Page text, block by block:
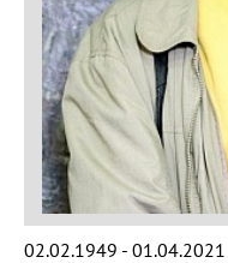
02.02.1949 - 01.04.2021